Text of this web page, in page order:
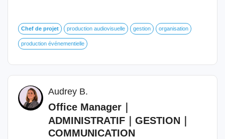
Chef de projet production audiovisuelle gestion organisation
production événementielle
Audrey B.
Office Manager｜
ADMINISTRATIF｜GESTION｜
COMMUNICATION